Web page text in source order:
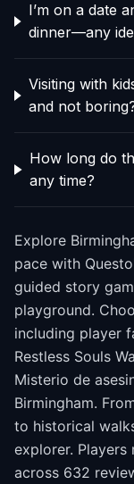
I’m on a date
dinner—any
Visiting with
and not
How long do
any time?
Explore
pace with
guided story
playground.
including player
Restless Souls
Misterio de
Birmingham.
to historical
explorer.
across 632